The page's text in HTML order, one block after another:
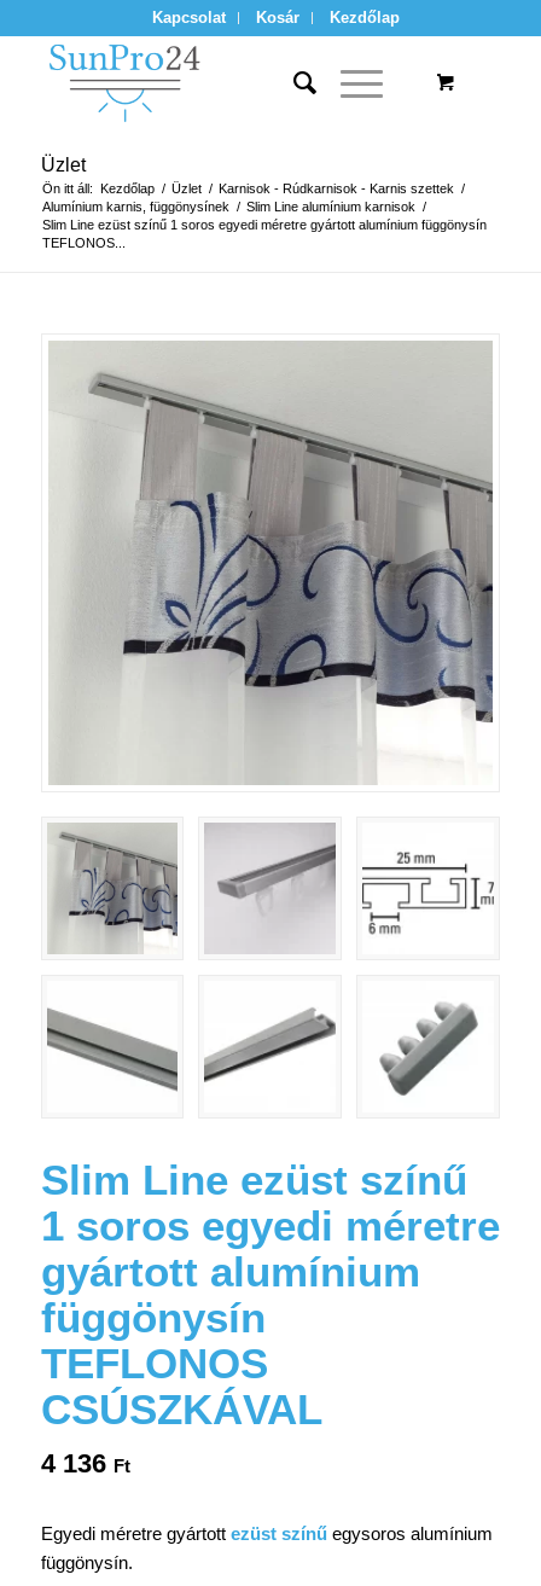
Kapcsolat Kosár Kezdőlap
Üzlet
Ön itt áll: Kezdőlap / Üzlet / Karnisok - Rúdkarnisok - Karnis szettek /
Alumínium karnis, függönysínek / Slim Line alumínium karnisok /
Slim Line ezüst színű 1 soros egyedi méretre gyártott alumínium függönysín
TEFLONOS...
Slim Line ezüst színű
1 soros egyedi méretre
gyártott alumínium
függönysín
TEFLONOS
CSÚSZKÁVAL
4 136 Ft
Egyedi méretre gyártott ezüst színűegysoros alumínium
függönysín.